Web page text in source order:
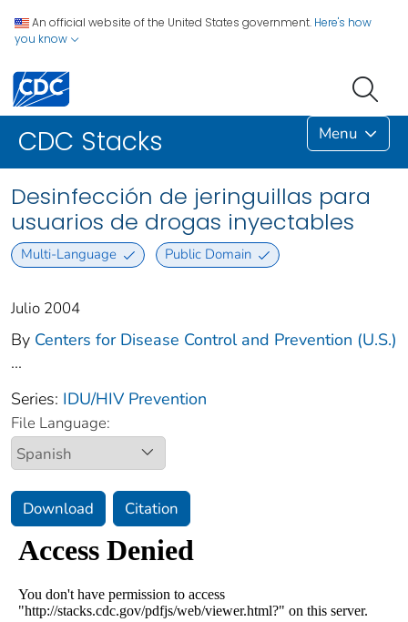
An official website of the United States government. Here's how
you know
CDC Stacks Menu
Desinfección de jeringuillas para
usuarios de drogas inyectables
Multi-Language Public Domain
Julio 2004
By Centers for Disease Control and Prevention (U.S.)
...
Series: IDU/HIV Prevention
File Language:
Download Citation